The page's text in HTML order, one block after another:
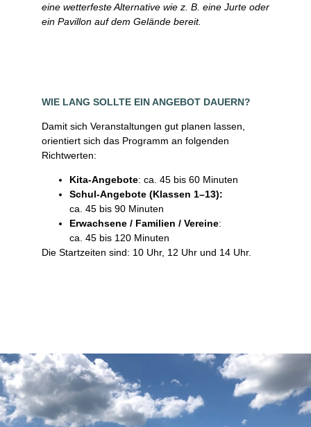
eine wetterfeste Alternative wie z. B. eine Jurte oder
ein Pavillon auf dem Gelände bereit.
WIE LANG SOLLTE EIN ANGEBOT DAUERN?
Damit sich Veranstaltungen gut planen lassen,
orientiert sich das Programm an folgenden
Richtwerten:
Kita-Angebote: ca. 45 bis 60 Minuten
Schul-Angebote (Klassen 1–13):
ca. 45 bis 90 Minuten
Erwachsene / Familien / Vereine:
ca. 45 bis 120 Minuten
Die Startzeiten sind: 10 Uhr, 12 Uhr und 14 Uhr.